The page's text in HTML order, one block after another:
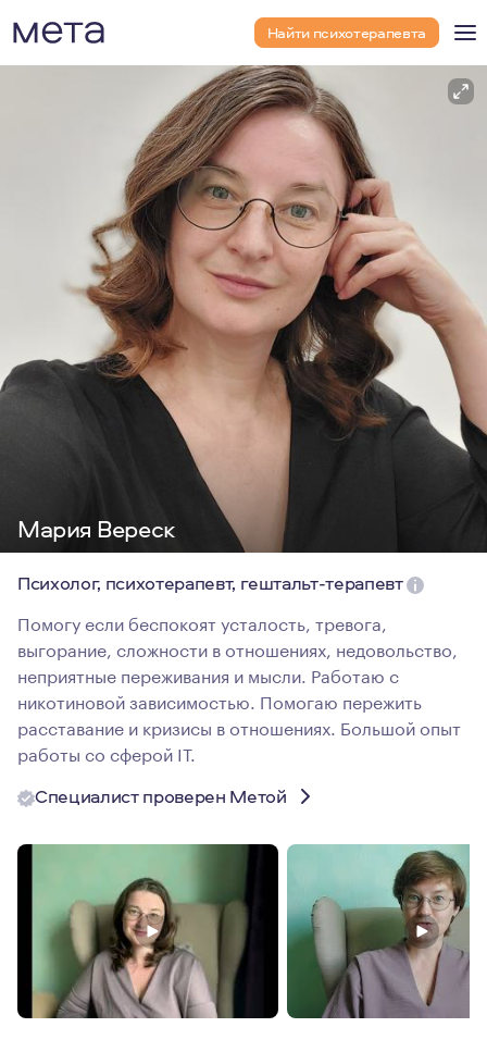
Найти психотерапевта
Мария Вереск
Психолог, психотерапевт, гештальт-терапевт
Помогу если беспокоят усталость, тревога,
выгорание, сложности в отношениях, недовольство,
неприятные переживания и мысли. Работаю с
никотиновой зависимостью. Помогаю пережить
расставание и кризисы в отношениях. Большой опыт
работы со сферой IT.
Специалист проверен Метой